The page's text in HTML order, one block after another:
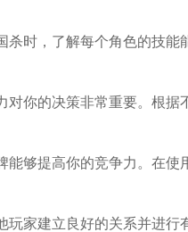
时，了解每个角色的技能
你的决策非常重要。根据
够提高你的竞争力。在使
家建立良好的关系并进行